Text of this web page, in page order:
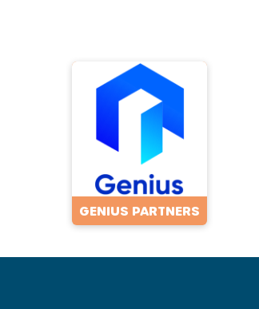
GENIUS PARTNERS